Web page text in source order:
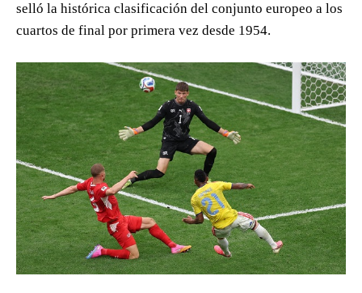
selló la histórica clasificación del conjunto europeo a los
cuartos de final por primera vez desde 1954.